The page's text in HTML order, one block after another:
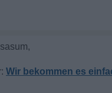
Wir bekommen es